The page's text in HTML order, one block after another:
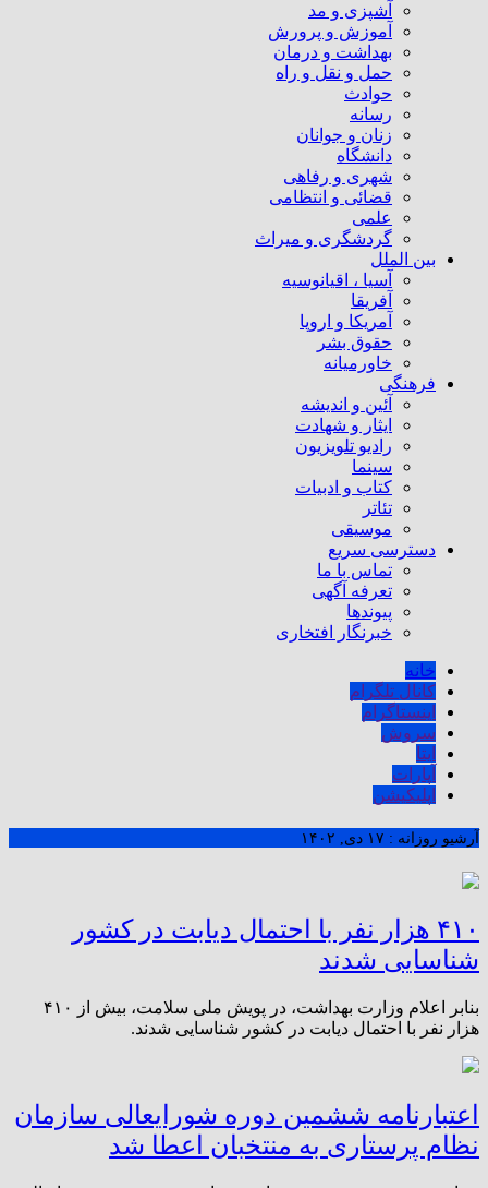
آشپزی و مد
آموزش و پرورش
بهداشت و درمان
حمل و نقل و راه
حوادث
رسانه
زنان و جوانان
دانشگاه
شهری و رفاهی
قضائی و انتظامی
علمی
گردشگری و میراث
بین الملل
آسیا ، اقیانوسیه
آفریقا
آمریکا و اروپا
حقوق بشر
خاورمیانه
فرهنگی
آئین و اندیشه
ایثار و شهادت
رادیو تلویزیون
سینما
کتاب و ادبیات
تئاتر
موسیقی
دسترسی سریع
تماس با ما
تعرفه آگهی
پیوندها
خبرنگار افتخاری
خانه
کانال تلگرام
اینستاگرام
سروش
ایتا
آپارات
اپلیکیشن
آرشیو روزانه : ۱۷ دی, ۱۴۰۲
۴۱۰ هزار نفر با احتمال دیابت در کشور
شناسایی شدند
بنابر اعلام وزارت بهداشت، در پویش ملی سلامت، بیش از ۴۱۰
هزار نفر با احتمال دیابت در کشور شناسایی شدند.
اعتبارنامه ششمین دوره شورایعالی سازمان
نظام پرستاری به منتخبان اعطا شد